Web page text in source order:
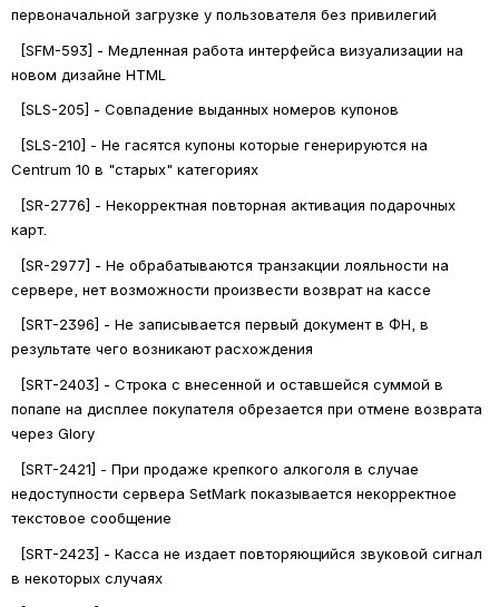
первоначальной загрузке у пользователя без привилегий
[SFM-593] - Медленная работа интерфейса визуализации на
новом дизайне HTML
[SLS-205] - Совпадение выданных номеров купонов
[SLS-210] - Не гасятся купоны которые генерируются на
Centrum 10 в "старых" категориях
[SR-2776] - Некорректная повторная активация подарочных
карт.
[SR-2977] - Не обрабатываются транзакции лояльности на
сервере, нет возможности произвести возврат на кассе
[SRT-2396] - Не записывается первый документ в ФН, в
результате чего возникают расхождения
[SRT-2403] - Строка с внесенной и оставшейся суммой в
попапе на дисплее покупателя обрезается при отмене возврата
через Glory
[SRT-2421] - При продаже крепкого алкоголя в случае
недоступности сервера SetMark показывается некорректное
текстовое сообщение
[SRT-2423] - Касса не издает повторяющийся звуковой сигнал
в некоторых случаях